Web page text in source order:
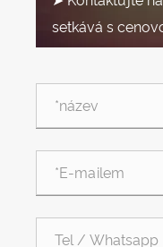
setkává s